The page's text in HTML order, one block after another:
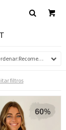
Recomendados
filtros